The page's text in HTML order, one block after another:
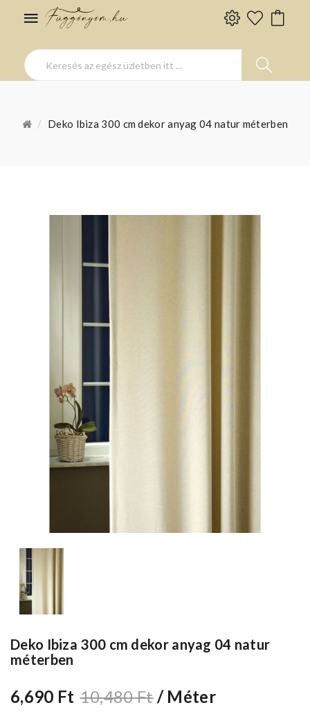
Deko Ibiza 300 cm dekor anyag 04 natur méterben
Deko Ibiza 300 cm dekor anyag 04 natur
méterben
6,690 Ft 10,480 Ft/ Méter